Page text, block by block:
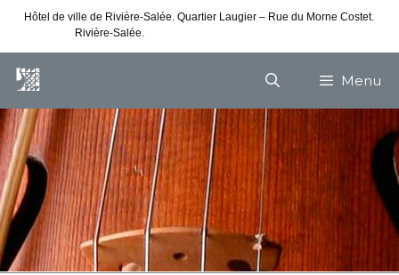
Hôtel de ville de Rivière-Salée. Quartier Laugier – Rue du Morne Costet.
Rivière-Salée.
Menu